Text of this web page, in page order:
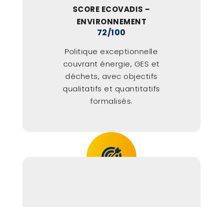
SCORE ECOVADIS –
ENVIRONNEMENT
72/100
Politique exceptionnelle
couvrant énergie, GES et
déchets, avec objectifs
qualitatifs et quantitatifs
formalisés.